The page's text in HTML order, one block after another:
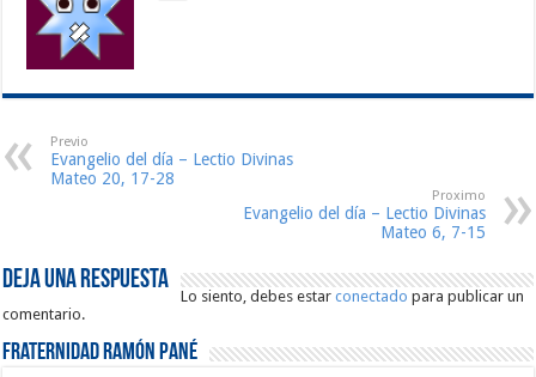
Previo
Evangelio del día – Lectio Divinas
Mateo 20, 17-28
Proximo
Evangelio del día – Lectio Divinas
Mateo 6, 7-15
Deja una respuesta
Lo siento, debes estarconectado para publicar un
comentario.
Fraternidad Ramón Pané